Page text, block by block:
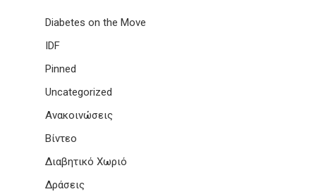
Diabetes on the Move
IDF
Pinned
Uncategorized
Ανακοινώσεις
Βίντεο
Διαβητικό Χωριό
Δράσεις